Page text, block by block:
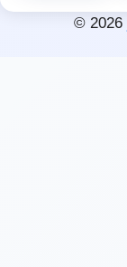
© 2026